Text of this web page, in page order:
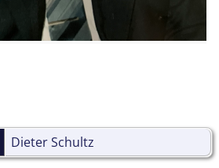
Dieter Schultz